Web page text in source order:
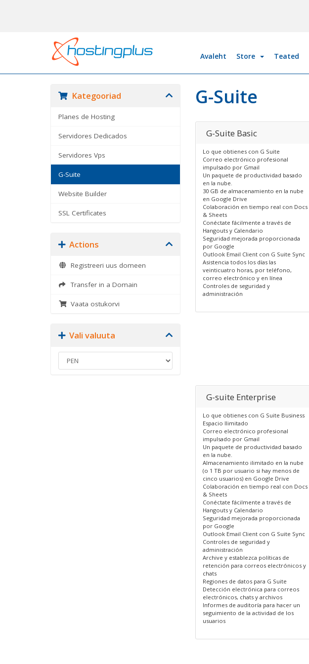
Avaleht Store Teated
G-Suite
Kategooriad
Planes de Hosting
Servidores Dedicados
Servidores Vps
G-Suite
Website Builder
SSL Certificates
Actions
Registreeri uus domeen
Transfer in a Domain
Vaata ostukorvi
Vali valuuta
G-Suite Basic
Lo que obtienes con G Suite
Correo electrónico profesional
impulsado por Gmail
Un paquete de productividad basado
en la nube.
30 GB de almacenamiento en la nube
en Google Drive
Colaboración en tiempo real con Docs
& Sheets
Conéctate fácilmente a través de
Hangouts y Calendario
Seguridad mejorada proporcionada
por Google
Outlook Email Client con G Suite Sync
Asistencia todos los días las
veinticuatro horas, por teléfono,
correo electrónico y en línea
Controles de seguridad y
administración
G-suite Enterprise
Lo que obtienes con G Suite Business
Espacio Ilimitado
Correo electrónico profesional
impulsado por Gmail
Un paquete de productividad basado
en la nube.
Almacenamiento ilimitado en la nube
(o 1 TB por usuario si hay menos de
cinco usuarios) en Google Drive
Colaboración en tiempo real con Docs
& Sheets
Conéctate fácilmente a través de
Hangouts y Calendario
Seguridad mejorada proporcionada
por Google
Outlook Email Client con G Suite Sync
Controles de seguridad y
administración
Archive y establezca políticas de
retención para correos electrónicos y
chats
Regiones de datos para G Suite
Detección electrónica para correos
electrónicos, chats y archivos
Informes de auditoría para hacer un
seguimiento de la actividad de los
usuarios